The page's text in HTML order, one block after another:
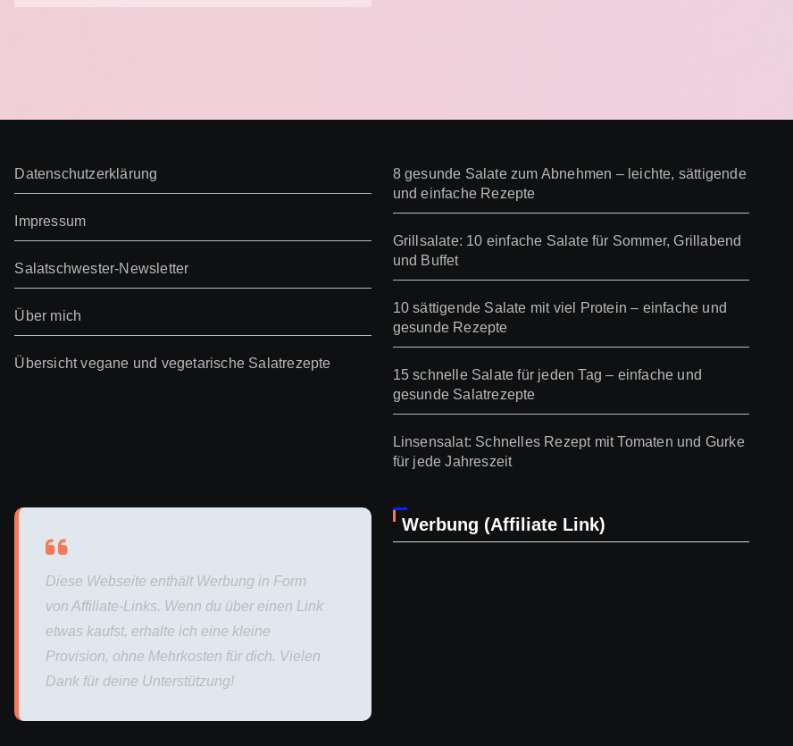
Datenschutzerklärung
Impressum
Salatschwester-Newsletter
Über mich
Übersicht vegane und vegetarische Salatrezepte
8 gesunde Salate zum Abnehmen – leichte, sättigende
und einfache Rezepte
Grillsalate: 10 einfache Salate für Sommer, Grillabend
und Buffet
10 sättigende Salate mit viel Protein – einfache und
gesunde Rezepte
15 schnelle Salate für jeden Tag – einfache und
gesunde Salatrezepte
Linsensalat: Schnelles Rezept mit Tomaten und Gurke
für jede Jahreszeit
Diese Webseite enthält Werbung in Form
von Affiliate-Links. Wenn du über einen Link
etwas kaufst, erhalte ich eine kleine
Provision, ohne Mehrkosten für dich. Vielen
Dank für deine Unterstützung!
Werbung (Affiliate Link)